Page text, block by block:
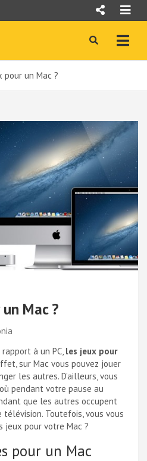
pour un Mac ?
Mac ?
à un PC, les jeux pour
sur Mac vous pouvez jouer
les autres. D’ailleurs, vous
pendant votre pause au
que les autres occupent
Toutefois, vous vous
jeux pour votre Mac ?
pour un Mac